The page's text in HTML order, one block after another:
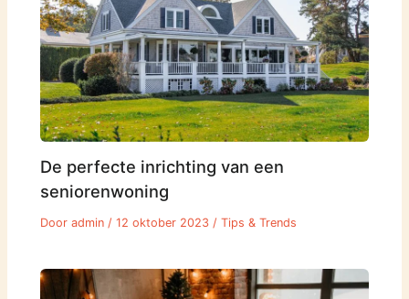
De perfecte inrichting van een
seniorenwoning
Dooradmin/12 oktober 2023/Tips & Trends